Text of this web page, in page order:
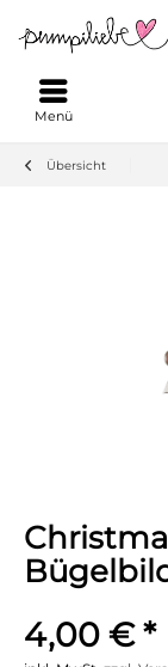
Menü
Übersicht
4,00 € *